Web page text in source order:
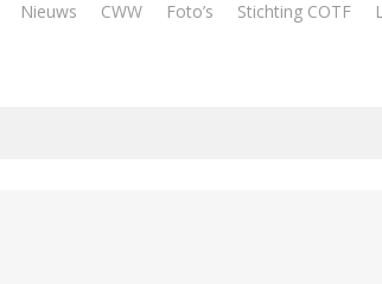
Nieuws CWW Foto’s Stichting COTF